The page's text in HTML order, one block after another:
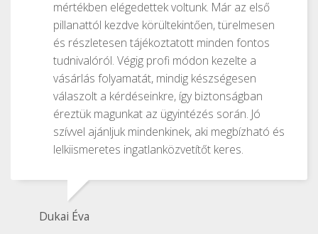
mértékben elégedettek voltunk. Már az első
pillanattól kezdve körültekintően, türelmesen
és részletesen tájékoztatott minden fontos
tudnivalóról. Végig profi módon kezelte a
vásárlás folyamatát, mindig készségesen
válaszolt a kérdéseinkre, így biztonságban
éreztük magunkat az ügyintézés során. Jó
szívvel ajánljuk mindenkinek, aki megbízható és
lelkiismeretes ingatlanközvetítőt keres.
Dukai Éva